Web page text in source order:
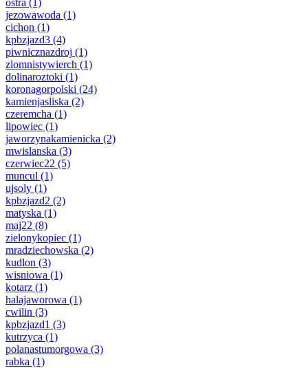
ostra (1)
jezowawoda (1)
cichon (1)
kpbzjazd3 (4)
piwnicznazdroj (1)
zlomnistywierch (1)
dolinaroztoki (1)
koronagorpolski (24)
kamienjasliska (2)
czeremcha (1)
lipowiec (1)
jaworzynakamienicka (2)
mwislanska (3)
czerwiec22 (5)
muncul (1)
ujsoly (1)
kpbzjazd2 (2)
matyska (1)
maj22 (8)
zielonykopiec (1)
mradziechowska (2)
kudlon (3)
wisniowa (1)
kotarz (1)
halajaworowa (1)
cwilin (3)
kpbzjazd1 (3)
kutrzyca (1)
polanastumorgowa (3)
rabka (1)